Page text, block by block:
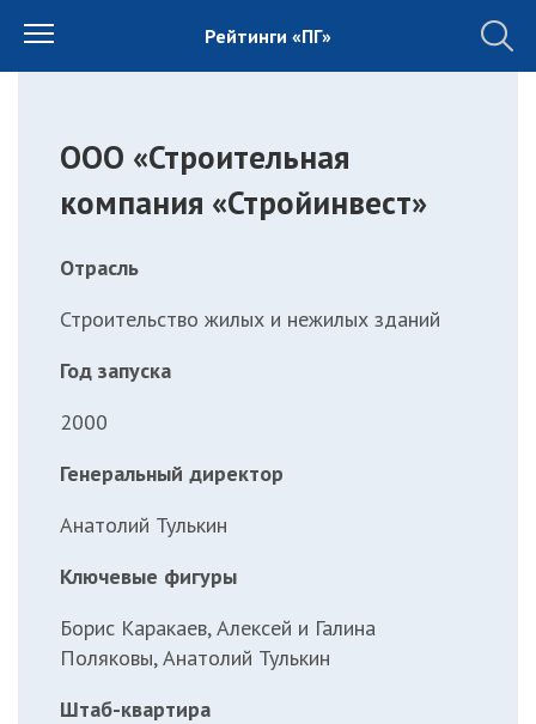
Рейтинги «ПГ»
ООО «Строительная
компания «Стройинвест»
Отрасль
Строительство жилых и нежилых зданий
Год запуска
2000
Генеральный директор
Анатолий Тулькин
Ключевые фигуры
Борис Каракаев, Алексей и Галина
Поляковы, Анатолий Тулькин
Штаб-квартира